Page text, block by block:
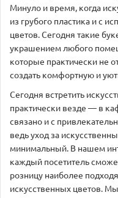
Минуло и время, когда
из грубого пластика и с
цветов. Сегодня такие
украшением любого
которые практически не
создать комфортную и
Сегодня встретить
практически везде — в
связано и с
ведь уход за
минимальный. В нашем
каждый посетитель
розницу наиболее
искусственных цветов.